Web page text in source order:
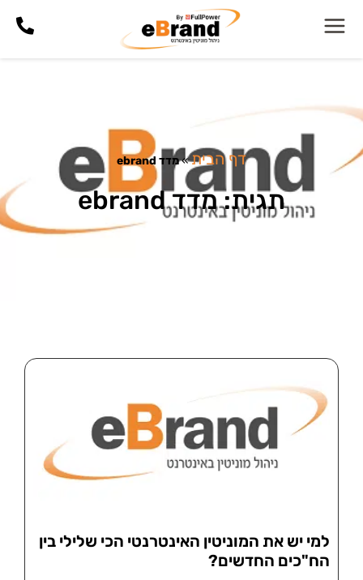
דף הבית»מדד ebrand
תגית: מדד ebrand
למי יש את המוניטין האינטרנטי הכי שלילי בין
הח"כים החדשים?